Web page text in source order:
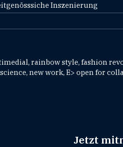
Inszenierung
rainbow style, fashion
new work, E> open for
Jetzt